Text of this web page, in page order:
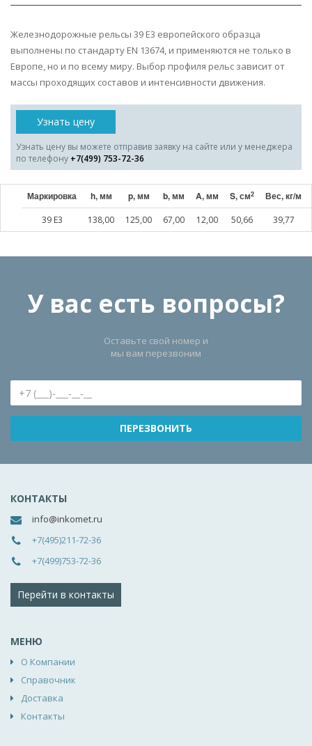
Железнодорожные рельсы 39 E3 европейского образца
выполнены по стандарту EN 13674, и применяются не только в
Европе, но и по всему миру. Выбор профиля рельс зависит от
массы проходящих составов и интенсивности движения.
Узнать цену
Узнать цену вы можете отправив заявку на сайте или у менеджера
по телефону +7(499) 753-72-36
Маркировка h, мм p, мм b, мм A, мм S, см2 Вес, кг/м
39 E3 138,00 125,00 67,00 12,00 50,66 39,77
У вас есть вопросы?
Оставьте свой номер и
мы вам перезвоним
КОНТАКТЫ
info@inkomet.ru
+7(495)211-72-36
+7(499)753-72-36
Перейти в контакты
МЕНЮ
О Компании
Справочник
Доставка
Контакты